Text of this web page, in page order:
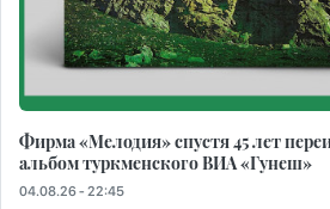
Фирма «Мелодия» спустя 45 лет
альбом туркменского ВИА «Гунеш»
04.08.26 - 22:45